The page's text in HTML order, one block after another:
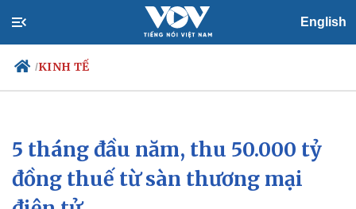
English
/KINH TẾ
Chính trị
Đảng
Tổ chức nhân sự
Quốc hội
Xã hội
Tin 24h
Dự báo thời tiết
5 tháng đầu năm, thu 50.000 tỷ
đồng thuế từ sàn thương mại